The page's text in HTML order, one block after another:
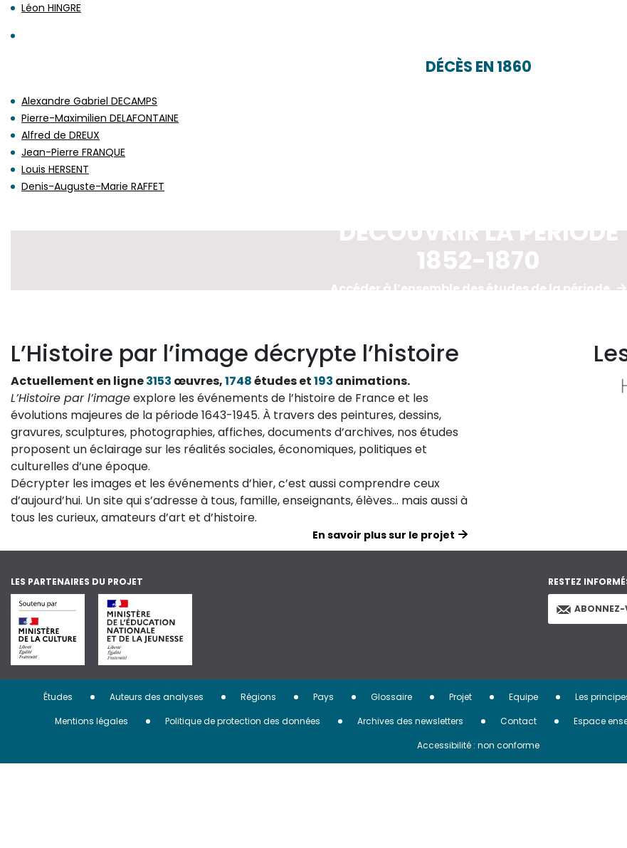
Léon HINGRE
DÉCÈS EN 1860
Alexandre Gabriel DECAMPS
Pierre-Maximilien DELAFONTAINE
Alfred de DREUX
Jean-Pierre FRANQUE
Louis HERSENT
Denis-Auguste-Marie RAFFET
DÉCOUVRIR LA PÉRIODE
1852-1870
Accéder à l’ensemble des études de la période
L’Histoire par l’image décrypte l’histoire
Actuellement en ligne3153 œuvres,1748études et193 animations.
L’Histoire par l’imageexplore les événements de l’histoire de France et les
évolutions majeures de la période 1643-1945. À travers des peintures, dessins,
gravures, sculptures, photographies, affiches, documents d’archives, nos études
proposent un éclairage sur les réalités sociales, économiques, politiques et
culturelles d’une époque.
Décrypter les images et les événements d’hier, c’est aussi comprendre ceux
d’aujourd’hui. Un site qui s’adresse à tous, famille, enseignants, élèves… mais aussi à
tous les curieux, amateurs d’art et d’histoire.
En savoir plus sur le projet
LES PARTENAIRES DU PROJET RESTEZ
ABONNEZ-
Menu
Pied
Études Auteurs des analyses Régions Pays Glossaire Projet Equipe Les
Mentions légales
Politique de protection des données Archives des newsletters Contact Espace
Accessibilité : non conforme